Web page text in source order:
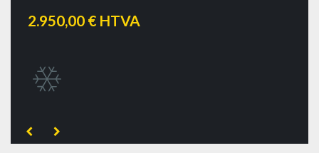
2.950,00 € HTVA